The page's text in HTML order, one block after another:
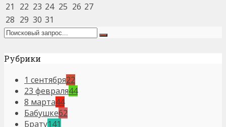
21
22 23 24 25 26 27
28 29 30 31
Рубрики
1 сентября22
23 февраля44
8 марта44
Бабушке62
Брату141